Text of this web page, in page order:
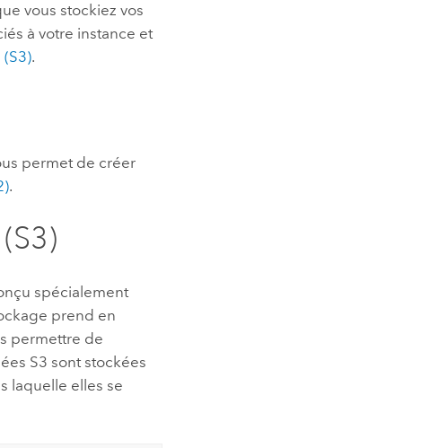
vous stockiez vos
à votre instance et
.
permet de créer
.
spécialement
prend en
permettre de
S3 sont stockées
laquelle elles se